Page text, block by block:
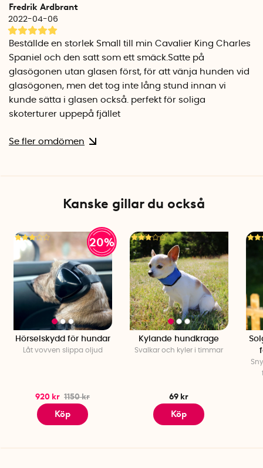
Fredrik Ardbrant
2022-04-06
Beställde en storlek Small till min Cavalier King Charles
Spaniel och den satt som ett smäck.Satte på
glasögonen utan glasen först, för att vänja hunden vid
glasögonen, men det tog inte lång stund innan vi
kunde sätta i glasen också. perfekt för soliga
skoterturer uppepå fjället
Se fler omdömen
Kanske gillar du också
20%
Hörselskydd för hundar
Låt vovven slippa oljud
920 kr 1150 kr
Köp
Kylande hundkrage
Svalkar och kyler i timmar
69 kr
Köp